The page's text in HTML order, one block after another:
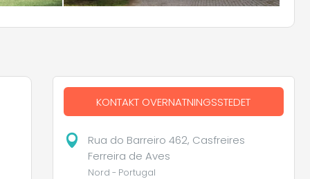
KONTAKT OVERNATNINGSSTEDET
Rua do Barreiro 462, Casfreires
Ferreira de Aves
Nord - Portugal